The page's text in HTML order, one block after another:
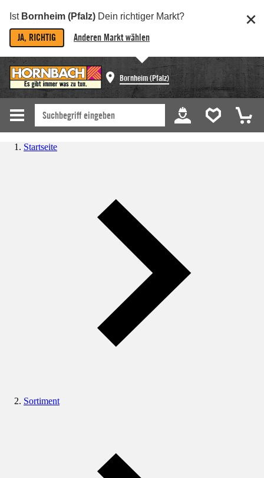
Ist Bornheim (Pfalz) Dein richtiger Markt?
JA, RICHTIG Anderen Markt wählen
Bornheim (Pfalz)
Startseite
Sortiment